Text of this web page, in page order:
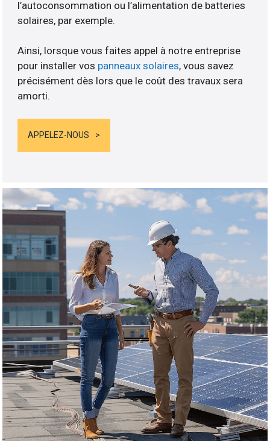
l’autoconsommation ou l’alimentation de batteries
solaires, par exemple.
Ainsi, lorsque vous faites appel à notre entreprise
pour installer vos panneaux solaires, vous savez
précisément dès lors que le coût des travaux sera
amorti.
APPELEZ-NOUS